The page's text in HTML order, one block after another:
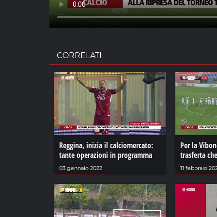
CORRELATI
Reggina, inizia il calciomercato:
tante operazioni in programma
03 gennaio 2022
Per la
trasferta
11 febbraio